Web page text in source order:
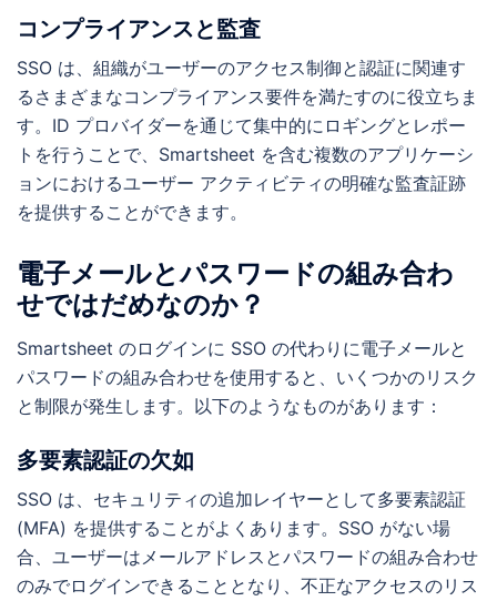
コンプライアンスと監査
SSO は、組織がユーザーのアクセス制御と認証に関連す
るさまざまなコンプライアンス要件を満たすのに役立ちま
す。ID プロバイダーを通じて集中的にロギングとレポー
トを行うことで、Smartsheet を含む複数のアプリケーシ
ョンにおけるユーザー アクティビティの明確な監査証跡
を提供することができます。
電子メールとパスワードの組み合わ
せではだめなのか？
Smartsheet のログインに SSO の代わりに電子メールと
パスワードの組み合わせを使用すると、いくつかのリスク
と制限が発生します。以下のようなものがあります：
多要素認証の欠如
SSO は、セキュリティの追加レイヤーとして多要素認証
(MFA) を提供することがよくあります。SSO がない場
合、ユーザーはメールアドレスとパスワードの組み合わせ
のみでログインできることとなり、不正なアクセスのリス